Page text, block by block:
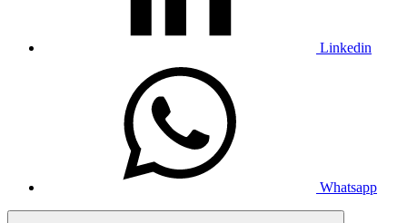
Linkedin
Whatsapp